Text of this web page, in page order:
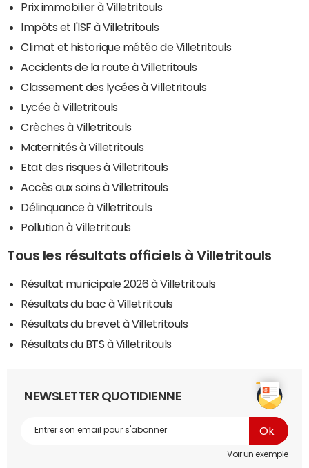
Prix immobilier à Villetritouls
Impôts et l'ISF à Villetritouls
Climat et historique météo de Villetritouls
Accidents de la route à Villetritouls
Classement des lycées à Villetritouls
Lycée à Villetritouls
Crèches à Villetritouls
Maternités à Villetritouls
Etat des risques à Villetritouls
Accès aux soins à Villetritouls
Délinquance à Villetritouls
Pollution à Villetritouls
Tous les résultats officiels à Villetritouls
Résultat municipale 2026 à Villetritouls
Résultats du bac à Villetritouls
Résultats du brevet à Villetritouls
Résultats du BTS à Villetritouls
NEWSLETTER QUOTIDIENNE
Voir un exemple